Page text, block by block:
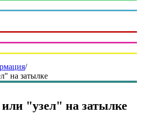
/
на затылке
"узел" на затылке